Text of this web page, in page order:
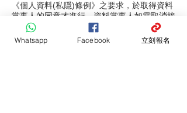
《個人資料(私隱)條例》之要求，於取得資料
當事人的同意才進行。資料當事人如需取消接
收協會的資訊，請電郵
至info@iccada.com 與協會職員聯絡。
Whatsapp Facebook 立刻報名